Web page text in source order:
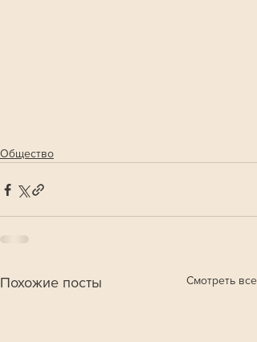
Общество
Похожие посты Смотреть все